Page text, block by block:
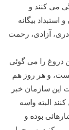
می کنند و
استبداد بیگانه
آزادی، رحمت
دروغ را می گوئی
و هر روز هم
این سازمان خبر
البته واسه
بوده و